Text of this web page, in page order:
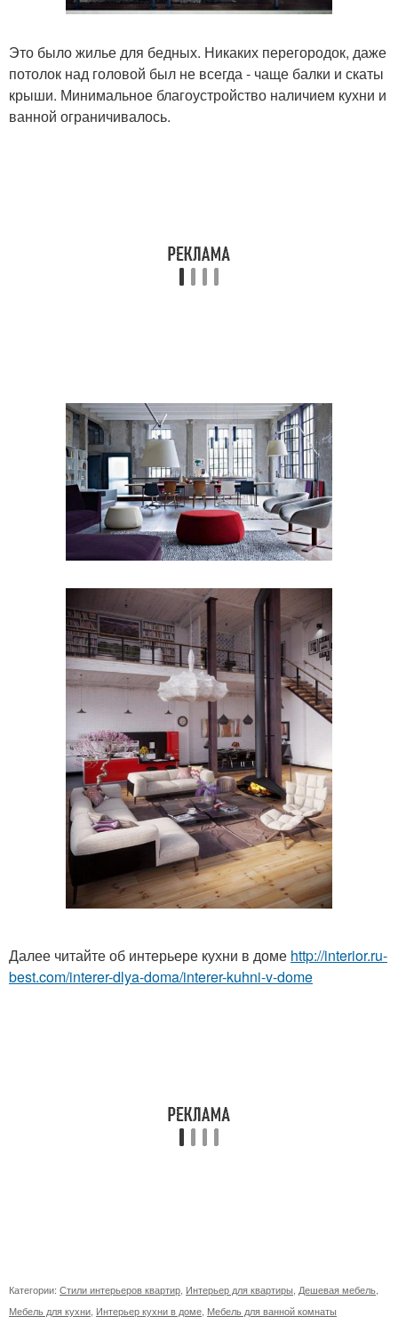
Это было жилье для бедных. Никаких перегородок, даже
потолок над головой был не всегда - чаще балки и скаты
крыши. Минимальное благоустройство наличием кухни и
ванной ограничивалось.
Далее читайте об интерьере кухни в доме http://interior.ru-
best.com/interer-dlya-doma/interer-kuhni-v-dome
Категории: Стили интерьеров квартир Интерьер для квартиры Дешевая мебель
Мебель для кухни Интерьер кухни в доме Мебель для ванной комнаты